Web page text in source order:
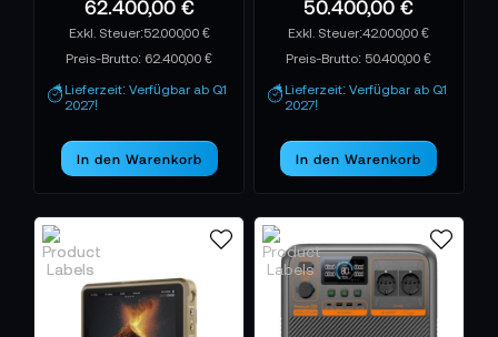
62.400,00 €
52.000,00 €
Preis-Brutto: 62.400,00 €
Lieferzeit: Verfügbar ab Q1
2027!
In den Warenkorb
50.400,00 €
42.000,00 €
Preis-Brutto: 50.400,00 €
Lieferzeit: Verfügbar ab Q1
2027!
In den Warenkorb